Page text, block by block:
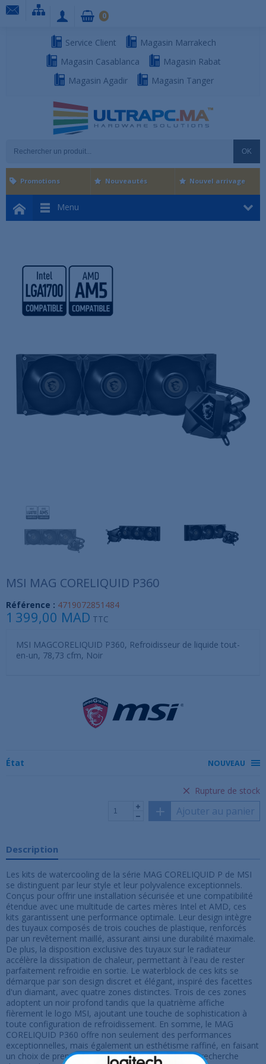
Service Client
Magasin Marrakech
Magasin Casablanca
Magasin Rabat
Magasin Agadir
Magasin Tanger
OK
0
Menu
Promotions Nouveautés Nouvel arrivage
MSI MAG CORELIQUID P360
Référence : 4719072851484
1 399,00 MAD TTC
MSI MAGCORELIQUID P360, Refroidisseur de liquide tout-
en-un, 78,73 cfm, Noir
État NOUVEAU
Rupture de stock
Ajouter au panier
Description
Les kits de watercooling de la série MAG CORELIQUID P de MSI
se distinguent par leur style et leur polyvalence exceptionnels.
Conçus pour offrir une installation sécurisée et une compatibilité
étendue avec une multitude de cartes mères Intel et AMD, ces
kits garantissent une performance optimale. Leur design intègre
des tuyaux composés de trois couches de plastique, renforcés
par un revêtement maillé, assurant ainsi une durabilité maximale.
De plus, la disposition exclusive des tuyaux sur le radiateur
accélère la dissipation de chaleur, permettant à l'eau de rester
parfaitement refroidie en sortie. Le waterblock de ces kits se
démarque par son design discret et élégant, inspiré des facettes
d'un diamant, avec quatre zones distinctes. Trois de ces zones
adoptent un noir profond tandis que la quatrième affiche
fièrement le logo MSI, ajoutant une touche de sophistication à
toute configuration de refroidissement. En somme, le MAG
CORELIQUID P360 offre non seulement des performances
exceptionnelles, mais également un esthétisme raffiné, en faisant
un choix de premier ordre pour les utilisateurs à la recherche